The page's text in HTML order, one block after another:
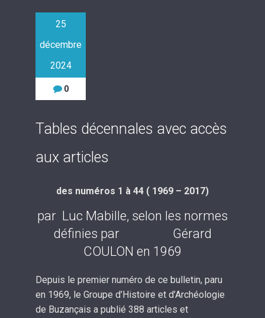
25
décembre
2024
0
Tables décennales avec accès
aux articles
des numéros 1 à 44 ( 1969 – 2017)
par Luc Mabille, selon les normes
définies par Gérard
COULON en 1969
Depuis le premier numéro de ce bulletin, paru
en 1969, le Groupe d’Histoire et d’Archéologie
de Buzançais a publié 388 articles et